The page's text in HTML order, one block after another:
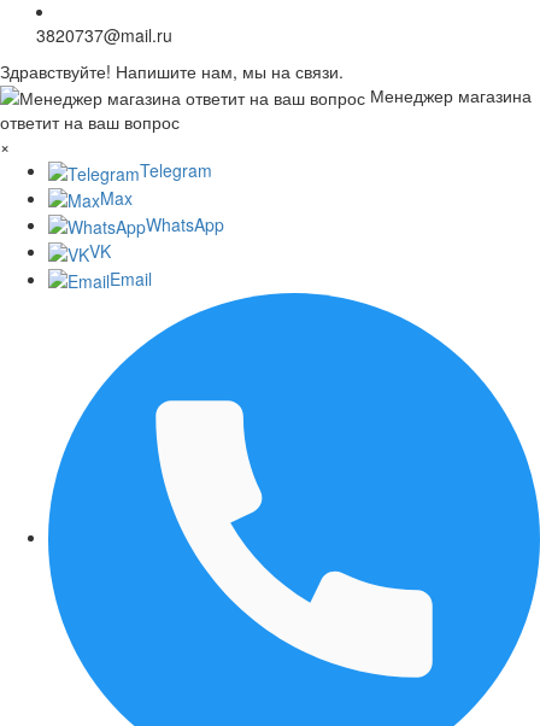
3820737@mail.ru
Здравствуйте! Напишите нам, мы на связи.
Менеджер магазина
ответит на ваш вопрос
×
Telegram
Max
WhatsApp
VK
Email